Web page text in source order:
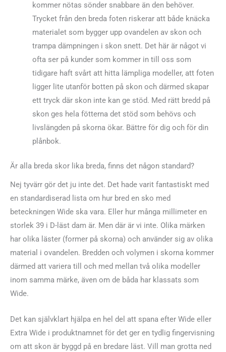
kommer nötas sönder snabbare än den behöver.
Trycket från den breda foten riskerar att både knäcka
materialet som bygger upp ovandelen av skon och
trampa dämpningen i skon snett. Det här är något vi
ofta ser på kunder som kommer in till oss som
tidigare haft svårt att hitta lämpliga modeller, att foten
ligger lite utanför botten på skon och därmed skapar
ett tryck där skon inte kan ge stöd. Med rätt bredd på
skon ges hela fötterna det stöd som behövs och
livslängden på skorna ökar. Bättre för dig och för din
plånbok.
Är alla breda skor lika breda, finns det någon standard?
Nej tyvärr gör det ju inte det. Det hade varit fantastiskt med
en standardiserad lista om hur bred en sko med
beteckningen Wide ska vara. Eller hur många millimeter en
storlek 39 i D-läst dam är. Men där är vi inte. Olika märken
har olika läster (former på skorna) och använder sig av olika
material i ovandelen. Bredden och volymen i skorna kommer
därmed att variera till och med mellan två olika modeller
inom samma märke, även om de båda har klassats som
Wide.
Det kan självklart hjälpa en hel del att spana efter Wide eller
Extra Wide i produktnamnet för det ger en tydlig fingervisning
om att skon är byggd på en bredare läst. Vill man grotta ned